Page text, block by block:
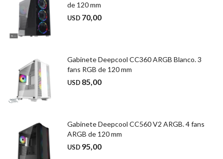
de 120 mm
USD 70,00
Gabinete Deepcool CC360 ARGB Blanco. 3
fans RGB de 120 mm
USD 85,00
Gabinete Deepcool CC560 V2 ARGB. 4 fans
ARGB de 120 mm
USD 95,00